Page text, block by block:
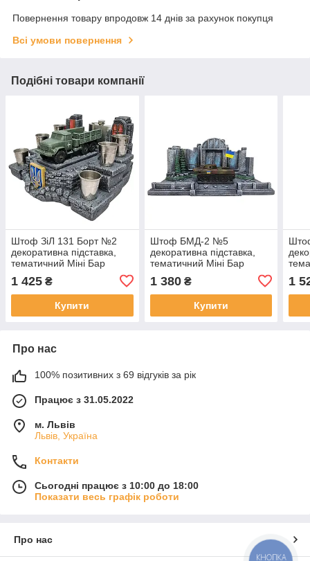
Повернення товару впродовж 14 днів за рахунок покупця
Всі умови повернення
Подібні товари компанії
Штоф ЗіЛ 131 Борт №2
декоративна підставка,
тематичний Міні Бар
1 425 ₴
Купити
Штоф БМД-2 №5
декоративна підставка,
тематичний Міні Бар
1 380₴
Купити
1
Про нас
100% позитивних з 69 відгуків за рік
Працює з 31.05.2022
м. Львів
Львів, Україна
Контакти
Сьогодні працює з 10:00 до 18:00
Показати весь графік роботи
Про нас
КНОПКА